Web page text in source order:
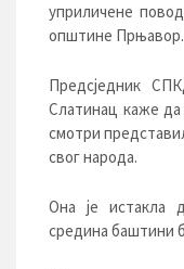
уприличене
општине Прњавор.
Предсједник
Слатинац каже да
смотри
свог народа.
Она је истакла
средина баштини